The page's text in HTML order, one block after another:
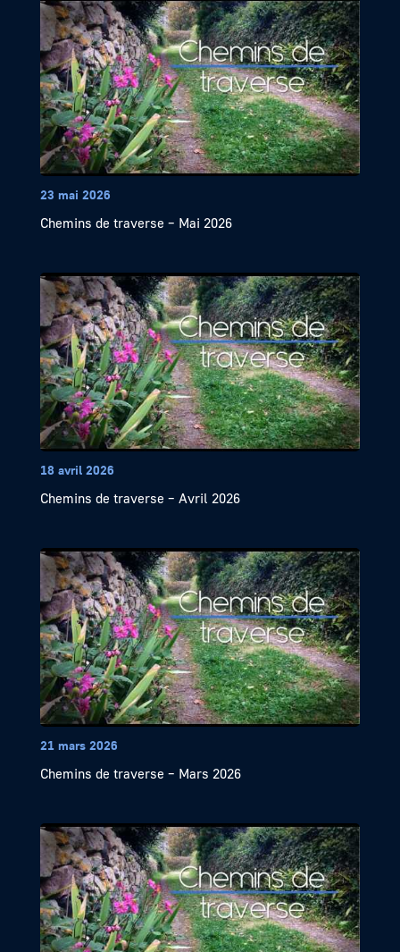
23 mai 2026
Chemins de traverse – Mai 2026
18 avril 2026
Chemins de traverse – Avril 2026
21 mars 2026
Chemins de traverse – Mars 2026